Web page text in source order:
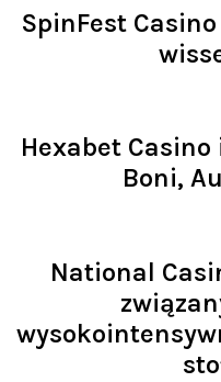
SpinFest
Hexabet
Boni,
National